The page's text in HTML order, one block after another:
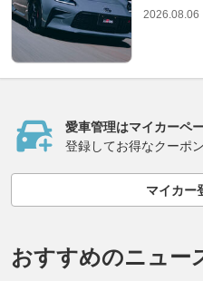
2026.08.06
愛車管理はマイカーペ
登録してお得なクーポ
マイカー
おすすめのニュー